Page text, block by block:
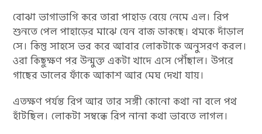
বোঝা ভাগাভাগি করে তারা পাহাড় বেয়ে নেমে এল। রিপ
শুনতে পেল পাহাড়ের মাঝে যেন বাজ ডাকছে। থমকে দাঁড়াল
সে। কিন্তু সাহসে ভর করে আবার লোকটাকে অনুসরণ করল।
ওরা কিছুক্ষণ পর উন্মুক্ত একটা খাদে এসে পৌঁছাল। উপরে
গাছের ডালের ফাঁকে আকাশ আর মেঘ দেখা যায়।
এতক্ষণ পর্যন্ত রিপ আর তার সঙ্গী কোনো কথা না বলে পথ
হাঁটছিল। লোকটা সম্বন্ধে রিপ নানা কথা ভাবতে লাগল।